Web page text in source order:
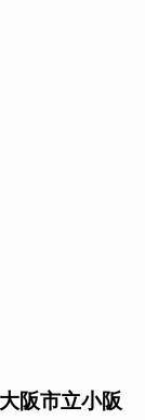
阪市立小阪